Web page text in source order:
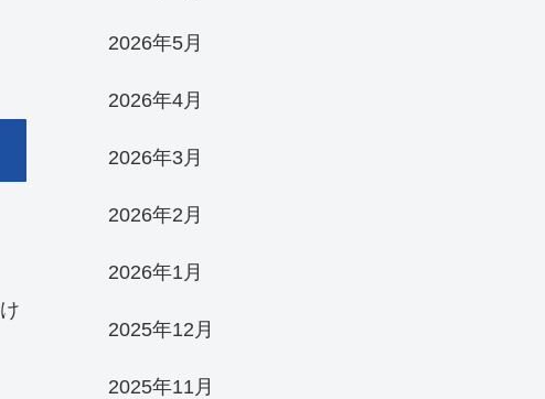
2026年5月
2026年4月
2026年3月
2026年2月
2026年1月
2025年12月
2025年11月